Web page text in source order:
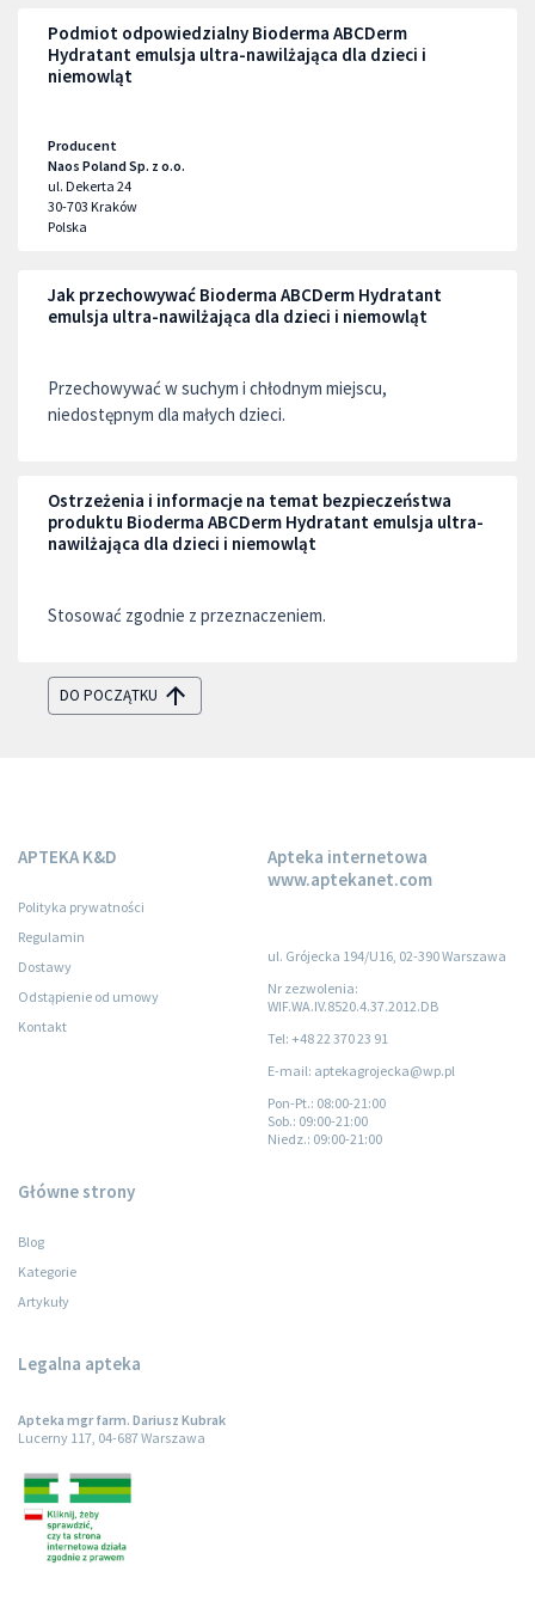
Podmiot odpowiedzialny Bioderma ABCDerm
Hydratant emulsja ultra-nawilżająca dla dzieci i
niemowląt
Producent
Naos Poland Sp. z o.o.
ul. Dekerta 24
30-703 Kraków
Polska
Jak przechowywać Bioderma ABCDerm Hydratant
emulsja ultra-nawilżająca dla dzieci i niemowląt
Przechowywać w suchym i chłodnym miejscu,
niedostępnym dla małych dzieci.
Ostrzeżenia i informacje na temat bezpieczeństwa
produktu Bioderma ABCDerm Hydratant emulsja ultra-
nawilżająca dla dzieci i niemowląt
Stosować zgodnie z przeznaczeniem.
DO POCZĄTKU
APTEKA K&D
Polityka prywatności
Regulamin
Dostawy
Odstąpienie od umowy
Kontakt
Apteka internetowa
www.aptekanet.com
ul. Grójecka 194/U16, 02-390 Warszawa
Nr zezwolenia:
WIF.WA.IV.8520.4.37.2012.DB
Tel: +48 22 370 23 91
E-mail: aptekagrojecka@wp.pl
Pon-Pt.: 08:00-21:00
Sob.: 09:00-21:00
Niedz.: 09:00-21:00
Główne strony
Blog
Kategorie
Artykuły
Legalna apteka
Apteka mgr farm. Dariusz Kubrak
Lucerny 117, 04-687 Warszawa